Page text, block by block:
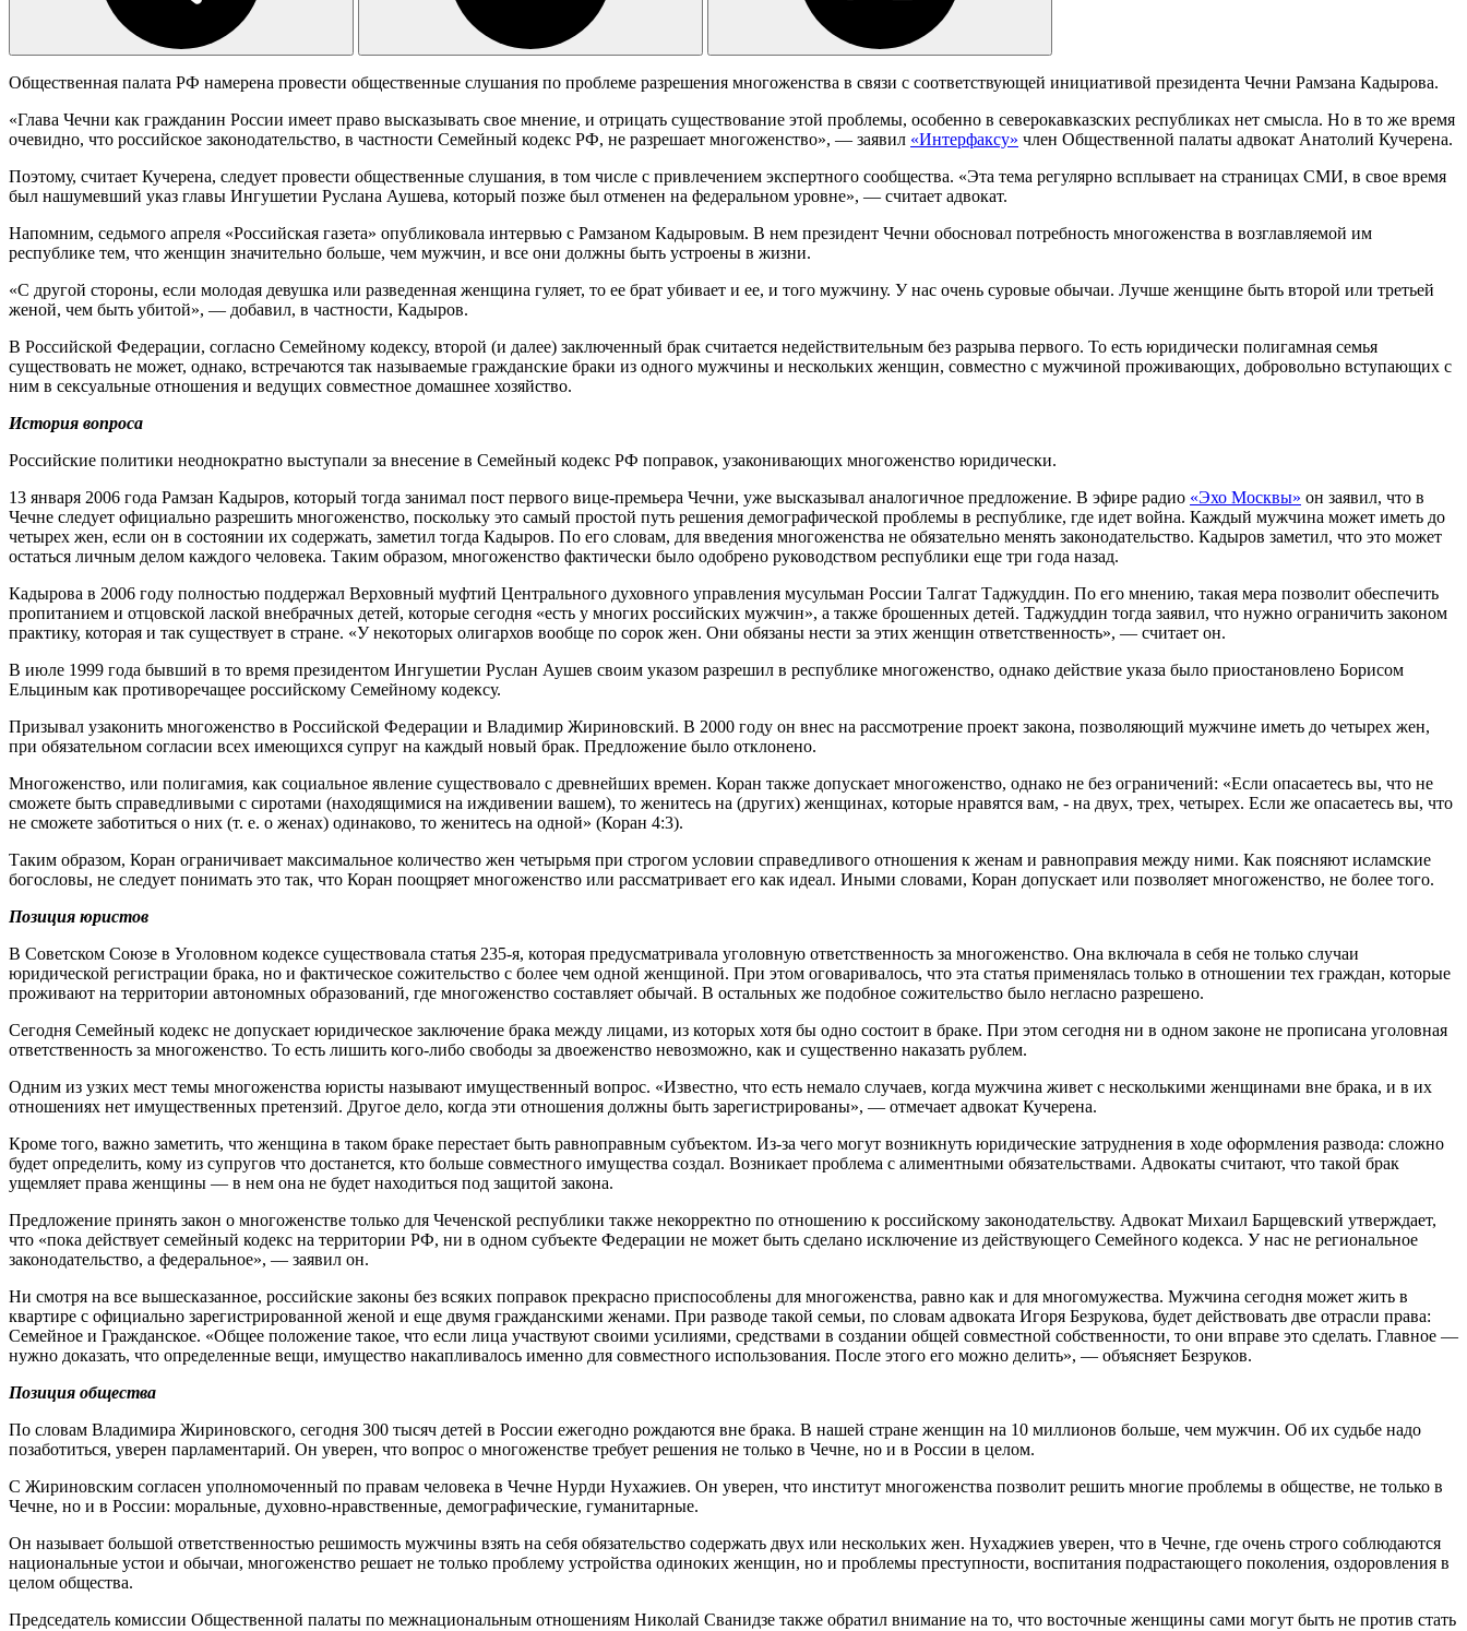
Общественная палата РФ намерена провести общественные слушания по проблеме разрешения многоженства в связи с соответствующей инициативой президента Чечни Рамзана Кадырова.
«Глава Чечни как гражданин России имеет право высказывать свое мнение, и отрицать существование этой проблемы, особенно в северокавказских республиках нет смысла. Но в то же время
очевидно, что российское законодательство, в частности Семейный кодекс РФ, не разрешает многоженство», — заявил «Интерфаксу» член Общественной палаты адвокат Анатолий Кучерена.
Поэтому, считает Кучерена, следует провести общественные слушания, в том числе с привлечением экспертного сообщества. «Эта тема регулярно всплывает на страницах СМИ, в свое время
был нашумевший указ главы Ингушетии Руслана Аушева, который позже был отменен на федеральном уровне», — считает адвокат.
Напомним, седьмого апреля «Российская газета» опубликовала интервью с Рамзаном Кадыровым. В нем президент Чечни обосновал потребность многоженства в возглавляемой им
республике тем, что женщин значительно больше, чем мужчин, и все они должны быть устроены в жизни.
«С другой стороны, если молодая девушка или разведенная женщина гуляет, то ее брат убивает и ее, и того мужчину. У нас очень суровые обычаи. Лучше женщине быть второй или третьей
женой, чем быть убитой», — добавил, в частности, Кадыров.
В Российской Федерации, согласно Семейному кодексу, второй (и далее) заключенный брак считается недействительным без разрыва первого. То есть юридически полигамная семья
существовать не может, однако, встречаются так называемые гражданские браки из одного мужчины и нескольких женщин, совместно с мужчиной проживающих, добровольно вступающих с
ним в сексуальные отношения и ведущих совместное домашнее хозяйство.
История вопроса
Российские политики неоднократно выступали за внесение в Семейный кодекс РФ поправок, узаконивающих многоженство юридически.
13 января 2006 года Рамзан Кадыров, который тогда занимал пост первого вице-премьера Чечни, уже высказывал аналогичное предложение. В эфире радио «Эхо Москвы» он заявил, что в
Чечне следует официально разрешить многоженство, поскольку это самый простой путь решения демографической проблемы в республике, где идет война. Каждый мужчина может иметь до
четырех жен, если он в состоянии их содержать, заметил тогда Кадыров. По его словам, для введения многоженства не обязательно менять законодательство. Кадыров заметил, что это может
остаться личным делом каждого человека. Таким образом, многоженство фактически было одобрено руководством республики еще три года назад.
Кадырова в 2006 году полностью поддержал Верховный муфтий Центрального духовного управления мусульман России Талгат Таджуддин. По его мнению, такая мера позволит обеспечить
пропитанием и отцовской лаской внебрачных детей, которые сегодня «есть у многих российских мужчин», а также брошенных детей. Таджуддин тогда заявил, что нужно ограничить законом
практику, которая и так существует в стране. «У некоторых олигархов вообще по сорок жен. Они обязаны нести за этих женщин ответственность», — считает он.
В июле 1999 года бывший в то время президентом Ингушетии Руслан Аушев своим указом разрешил в республике многоженство, однако действие указа было приостановлено Борисом
Ельциным как противоречащее российскому Семейному кодексу.
Призывал узаконить многоженство в Российской Федерации и Владимир Жириновский. В 2000 году он внес на рассмотрение проект закона, позволяющий мужчине иметь до четырех жен,
при обязательном согласии всех имеющихся супруг на каждый новый брак. Предложение было отклонено.
Многоженство, или полигамия, как социальное явление существовало с древнейших времен. Коран также допускает многоженство, однако не без ограничений: «Если опасаетесь вы, что не
сможете быть справедливыми с сиротами (находящимися на иждивении вашем), то женитесь на (других) женщинах, которые нравятся вам, ‑ на двух, трех, четырех. Если же опасаетесь вы, что
не сможете заботиться о них (т. е. о женах) одинаково, то женитесь на одной» (Коран 4:3).
Таким образом, Коран ограничивает максимальное количество жен четырьмя при строгом условии справедливого отношения к женам и равноправия между ними. Как поясняют исламские
богословы, не следует понимать это так, что Коран поощряет многоженство или рассматривает его как идеал. Иными словами, Коран допускает или позволяет многоженство, не более того.
Позиция юристов
В Советском Союзе в Уголовном кодексе существовала статья 235-я, которая предусматривала уголовную ответственность за многоженство. Она включала в себя не только случаи
юридической регистрации брака, но и фактическое сожительство с более чем одной женщиной. При этом оговаривалось, что эта статья применялась только в отношении тех граждан, которые
проживают на территории автономных образований, где многоженство составляет обычай. В остальных же подобное сожительство было негласно разрешено.
Сегодня Семейный кодекс не допускает юридическое заключение брака между лицами, из которых хотя бы одно состоит в браке. При этом сегодня ни в одном законе не прописана уголовная
ответственность за многоженство. То есть лишить кого-либо свободы за двоеженство невозможно, как и существенно наказать рублем.
Одним из узких мест темы многоженства юристы называют имущественный вопрос. «Известно, что есть немало случаев, когда мужчина живет с несколькими женщинами вне брака, и в их
отношениях нет имущественных претензий. Другое дело, когда эти отношения должны быть зарегистрированы», — отмечает адвокат Кучерена.
Кроме того, важно заметить, что женщина в таком браке перестает быть равноправным субъектом. Из-за чего могут возникнуть юридические затруднения в ходе оформления развода: сложно
будет определить, кому из супругов что достанется, кто больше совместного имущества создал. Возникает проблема с алиментными обязательствами. Адвокаты считают, что такой брак
ущемляет права женщины — в нем она не будет находиться под защитой закона.
Предложение принять закон о многоженстве только для Чеченской республики также некорректно по отношению к российскому законодательству. Адвокат Михаил Барщевский утверждает,
что «пока действует семейный кодекс на территории РФ, ни в одном субъекте Федерации не может быть сделано исключение из действующего Семейного кодекса. У нас не региональное
законодательство, а федеральное», — заявил он.
Ни смотря на все вышесказанное, российские законы без всяких поправок прекрасно приспособлены для многоженства, равно как и для многомужества. Мужчина сегодня может жить в
квартире с официально зарегистрированной женой и еще двумя гражданскими женами. При разводе такой семьи, по словам адвоката Игоря Безрукова, будет действовать две отрасли права:
Семейное и Гражданское. «Общее положение такое, что если лица участвуют своими усилиями, средствами в создании общей совместной собственности, то они вправе это сделать. Главное —
нужно доказать, что определенные вещи, имущество накапливалось именно для совместного использования. После этого его можно делить», — объясняет Безруков.
Позиция общества
По словам Владимира Жириновского, сегодня 300 тысяч детей в России ежегодно рождаются вне брака. В нашей стране женщин на 10 миллионов больше, чем мужчин. Об их судьбе надо
позаботиться, уверен парламентарий. Он уверен, что вопрос о многоженстве требует решения не только в Чечне, но и в России в целом.
С Жириновским согласен уполномоченный по правам человека в Чечне Нурди Нухажиев. Он уверен, что институт многоженства позволит решить многие проблемы в обществе, не только в
Чечне, но и в России: моральные, духовно-нравственные, демографические, гуманитарные.
Он называет большой ответственностью решимость мужчины взять на себя обязательство содержать двух или нескольких жен. Нухаджиев уверен, что в Чечне, где очень строго соблюдаются
национальные устои и обычаи, многоженство решает не только проблему устройства одиноких женщин, но и проблемы преступности, воспитания подрастающего поколения, оздоровления в
целом общества.
Председатель комиссии Общественной палаты по межнациональным отношениям Николай Сванидзе также обратил внимание на то, что восточные женщины сами могут быть не против стать